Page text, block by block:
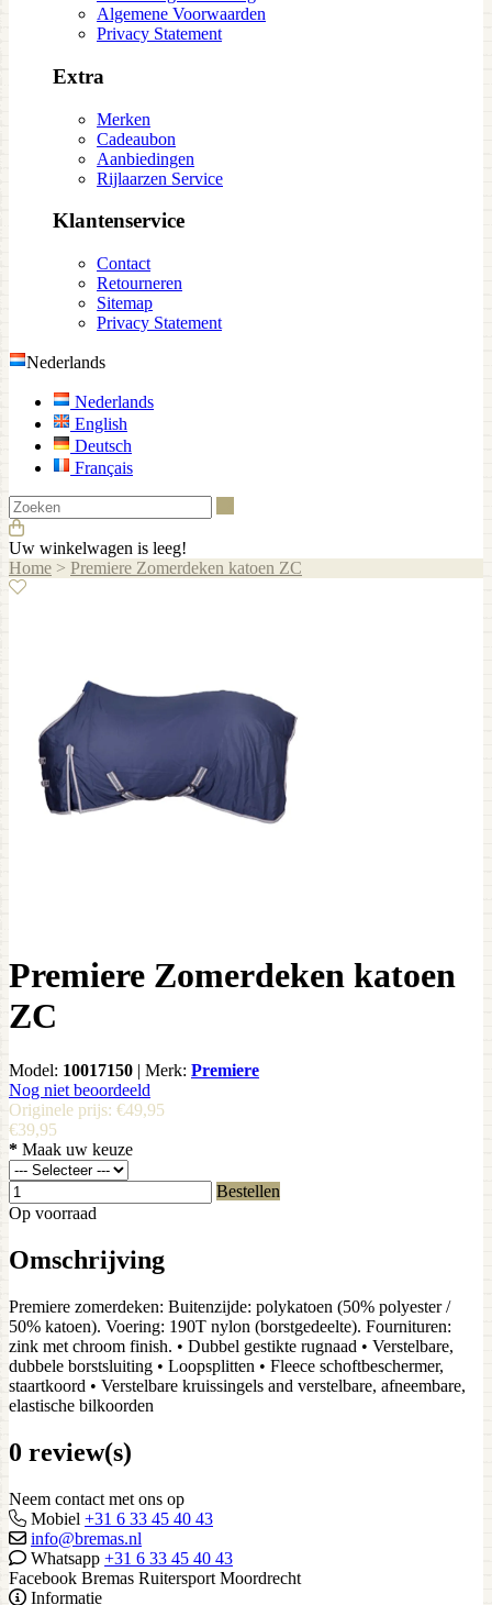
Algemene Voorwaarden
Privacy Statement
Extra
Merken
Cadeaubon
Aanbiedingen
Rijlaarzen Service
Klantenservice
Contact
Retourneren
Sitemap
Privacy Statement
Nederlands
Nederlands
English
Deutsch
Français
Uw winkelwagen is leeg!
Home > Premiere Zomerdeken katoen ZC
Premiere Zomerdeken katoen
ZC
Model: 10017150 | Merk: Premiere
Nog niet beoordeeld
Originele prijs: €49,95
€39,95
* Maak uw keuze
Bestellen
Op voorraad
Omschrijving
Premiere zomerdeken: Buitenzijde: polykatoen (50% polyester /
50% katoen). Voering: 190T nylon (borstgedeelte). Fournituren:
zink met chroom finish. • Dubbel gestikte rugnaad • Verstelbare,
dubbele borstsluiting • Loopsplitten • Fleece schoftbeschermer,
staartkoord • Verstelbare kruissingels and verstelbare, afneembare,
elastische bilkoorden
0 review(s)
Neem contact met ons op
Mobiel +31 6 33 45 40 43
info@bremas.nl
Whatsapp +31 6 33 45 40 43
Facebook Bremas Ruitersport Moordrecht
Informatie